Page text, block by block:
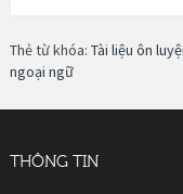
Thẻ từ khóa: Tài liệu ôn
ngoại ngữ
THÔNG TIN